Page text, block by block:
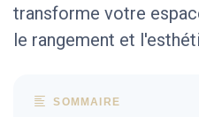
transforme votre
le rangement et
SOMMAIRE